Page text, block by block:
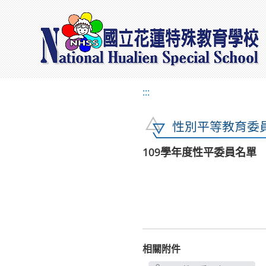
:::
性別平等教育委
109學年度性平委員名單
相關附件